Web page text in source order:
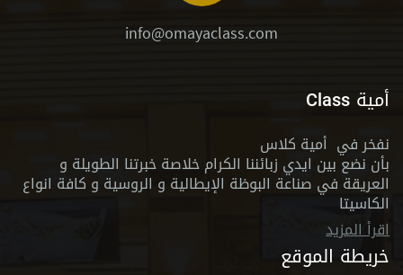
info@omayaclass.com
أمية Class
نفخر في أمية كلاس
بأن نضع بين ايدي زبائننا الكرام خلاصة خبرتنا الطويلة و
العريقة في صناعة البوظة الإيطالية و الروسية و كافة انواع
الكاسيتا
اقرأ المزيد
خريطة الموقع